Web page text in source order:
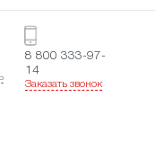
8 800 333-97-
14
Заказать звонок